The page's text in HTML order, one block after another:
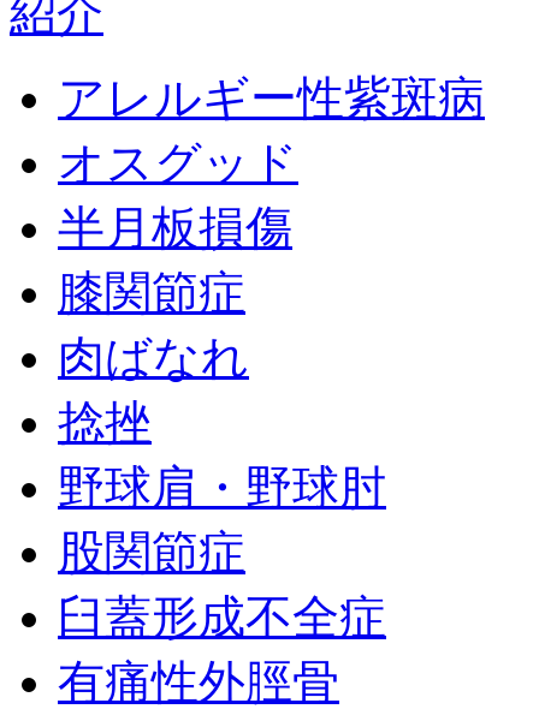
アレルギー性紫斑病
オスグッド
半月板損傷
膝関節症
肉ばなれ
捻挫
野球肩・野球肘
股関節症
臼蓋形成不全症
有痛性外脛骨